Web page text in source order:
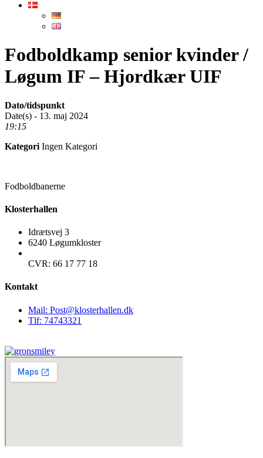
Fodboldkamp senior kvinder /
Løgum IF – Hjordkær UIF
Dato/tidspunkt
Date(s) - 13. maj 2024
19:15
Kategori Ingen Kategori
Fodboldbanerne
Klosterhallen
Idrætsvej 3
6240 Løgumkloster
CVR: 66 17 77 18
Kontakt
Mail: Post@klosterhallen.dk
Tlf: 74743321